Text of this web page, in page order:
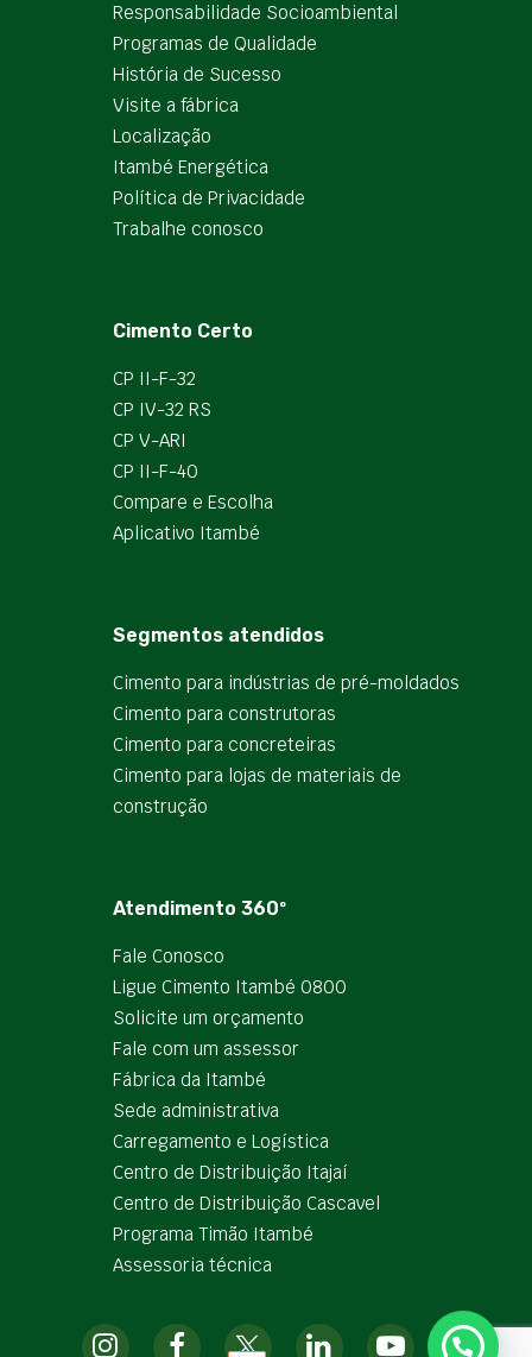
Responsabilidade Socioambiental
Programas de Qualidade
História de Sucesso
Visite a fábrica
Localização
Itambé Energética
Política de Privacidade
Trabalhe conosco
Cimento Certo
CP II-F-32
CP IV-32 RS
CP V-ARI
CP II-F-40
Compare e Escolha
Aplicativo Itambé
Segmentos atendidos
Cimento para indústrias de pré-moldados
Cimento para construtoras
Cimento para concreteiras
Cimento para lojas de materiais de
construção
Atendimento 360º
Fale Conosco
Ligue Cimento Itambé 0800
Solicite um orçamento
Fale com um assessor
Fábrica da Itambé
Sede administrativa
Carregamento e Logística
Centro de Distribuição Itajaí
Centro de Distribuição Cascavel
Programa Timão Itambé
Assessoria técnica